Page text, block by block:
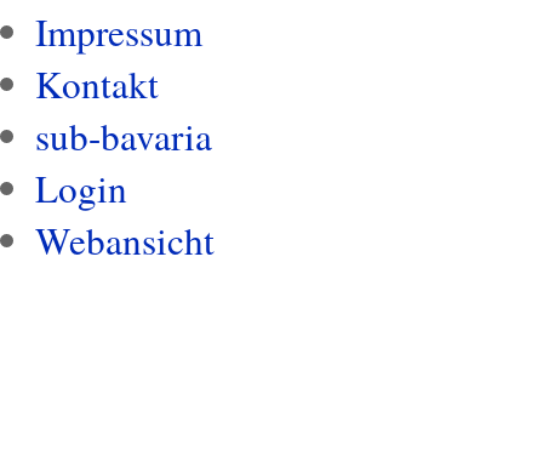
Impressum
Kontakt
sub-bavaria
Login
Webansicht